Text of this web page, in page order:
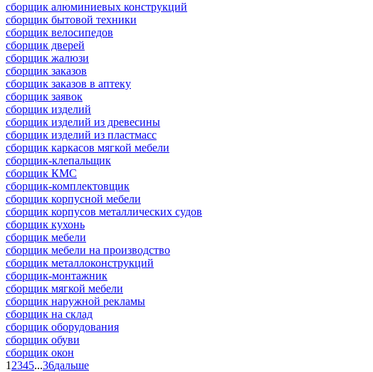
сборщик алюминиевых конструкций
сборщик бытовой техники
сборщик велосипедов
сборщик дверей
сборщик жалюзи
сборщик заказов
сборщик заказов в аптеку
сборщик заявок
сборщик изделий
сборщик изделий из древесины
сборщик изделий из пластмасс
сборщик каркасов мягкой мебели
сборщик-клепальщик
сборщик КМС
сборщик-комплектовщик
сборщик корпусной мебели
сборщик корпусов металлических судов
сборщик кухонь
сборщик мебели
сборщик мебели на производство
сборщик металлоконструкций
сборщик-монтажник
сборщик мягкой мебели
сборщик наружной рекламы
сборщик на склад
сборщик оборудования
сборщик обуви
сборщик окон
1 2345...36дальше